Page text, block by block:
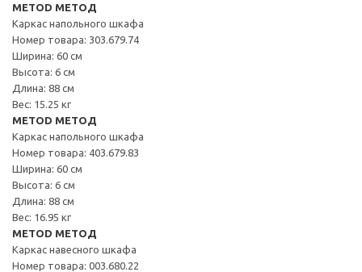
METOD МЕТОД
Каркас напольного шкафа
Номер товара: 303.679.74
Ширина: 60 см
Высота: 6 см
Длина: 88 см
Вес: 15.25 кг
METOD МЕТОД
Каркас напольного шкафа
Номер товара: 403.679.83
Ширина: 60 см
Высота: 6 см
Длина: 88 см
Вес: 16.95 кг
METOD МЕТОД
Каркас навесного шкафа
Номер товара: 003.680.22